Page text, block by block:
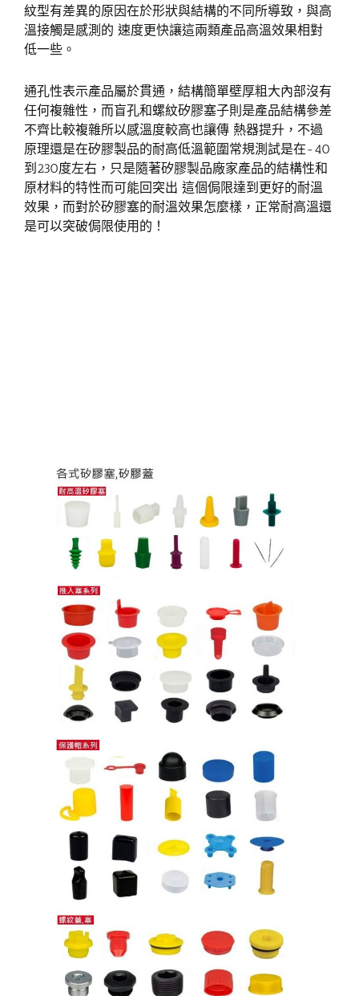
紋型有差異的原因在於形狀與結構的不同所導致，與高
溫接觸是感測的 速度更快讓這兩類產品高溫效果相對
低一些。
通孔性表示產品屬於貫通，結構簡單壁厚粗大內部沒有
任何複雜性，而盲孔和螺紋矽膠塞子則是產品結構參差
不齊比較複雜所以感溫度較高也讓傳 熱器提升，不過
原理還是在矽膠製品的耐高低溫範圍常規測試是在-40
到230度左右，只是隨著矽膠製品廠家產品的結構性和
原材料的特性而可能回突出 這個侷限達到更好的耐溫
效果，而對於矽膠塞的耐溫效果怎麼樣，正常耐高溫還
是可以突破侷限使用的！